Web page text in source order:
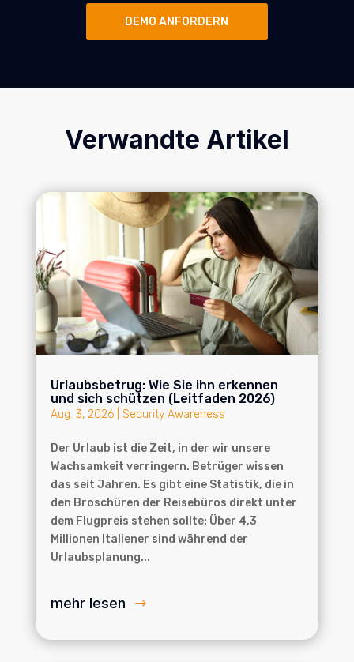
DEMO ANFORDERN
Verwandte Artikel
Urlaubsbetrug: Wie Sie ihn erkennen
und sich schützen (Leitfaden 2026)
Aug. 3, 2026| Security Awareness
Der Urlaub ist die Zeit, in der wir unsere
Wachsamkeit verringern. Betrüger wissen
das seit Jahren. Es gibt eine Statistik, die in
den Broschüren der Reisebüros direkt unter
dem Flugpreis stehen sollte: Über 4,3
Millionen Italiener sind während der
Urlaubsplanung...
mehr lesen